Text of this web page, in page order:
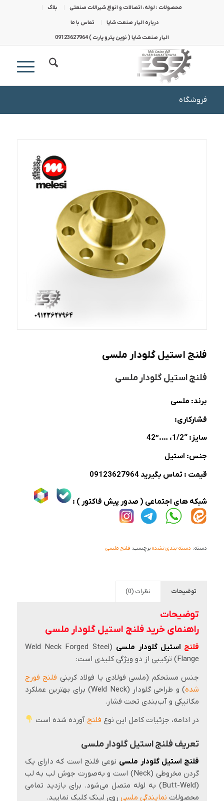
محصولات : لوله، اتصالات و انواع شیرالات صنعتی بلاگ
درباره الیار صنعت شایا تماس با ما
الیار صنعت شایا ( نوین پترو پارت ) 09123627964
فروشگاه
فلنج استیل گلودار ملسی
فلنج استیل گلودار ملسی
برند: ملسی
فشارکاری:
سایز: “1/2، ….”42
جنس: استیل
قیمت : تماس بگیرید 09123627964
شبکه های اجتماعی ( صدور پیش فاکتور ) :
دسته: دسته-بندی-نشده برچسب: فلنج ملسی
توضیحات نظرات (0)
توضیحات
راهنمای خرید فلنج استیل گلودار ملسی
فلنج استیل گلودار ملسی
(Weld Neck Forged Steel
Flange) ترکیبی از دو ویژگی کلیدی است:
جنس مستحکم (ملسی فولادی یا فولاد کربنی فلنج فورج
شده
) و طراحی گلو‌دار (Weld Neck) برای بهترین عملکرد
مکانیکی و آب‌بندی تحت فشار.
در ادامه، جزئیات کامل این نوع فلنجآورده شده است
تعریف فلنج استیل گلودار ملسی
فلنج استیل گلودار ملسی نوعی فلنج است که دارای یک
گردن مخروطی (Neck) است و به‌صورت جوش لب به لب
(Butt-Weld) به لوله متصل می‌شود. برای بازدید تمامی
محصولات نمایندگی ملسیروی لینک کلیک نمایید.